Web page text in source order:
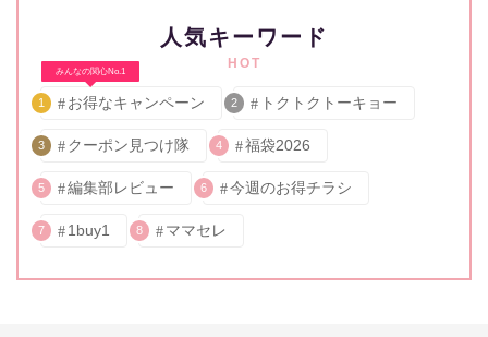
人気キーワード
HOT
みんなの関心No.1
1 お得なキャンペーン 2 トクトクトーキョー
3 クーポン見つけ隊 4 福袋2026
5 編集部レビュー 6 今週のお得チラシ
7 1buy1 8 ママセレ